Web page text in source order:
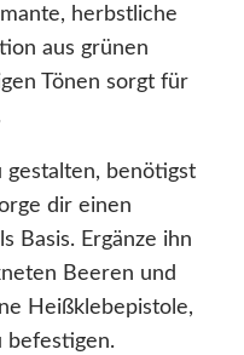
herbstliche
aus grünen
Tönen sorgt für
gestalten, benötigst
dir einen
Basis. Ergänze ihn
Beeren und
Heißklebepistole,
befestigen.